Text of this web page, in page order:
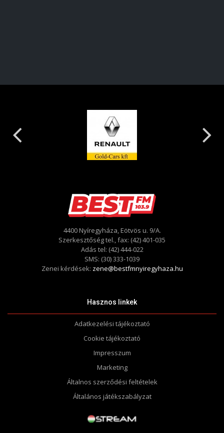
4400 Nyíregyháza, Eötvös u. 9/A.
Szerkesztőség tel., fax: (42) 401-035
Adás tel: (42) 444-022
SMS: (30) 333-1039
Zenei kérdések: zene@bestfmnyiregyhaza.hu
Hasznos linkek
Adatkezelési tájékoztató
Cookie tájékoztató
Impresszum
Marketing
Általnos szerződési feltételek
Általános játékszabályzat